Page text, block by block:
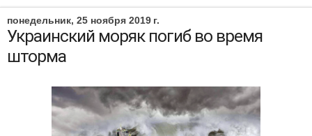
понедельник, 25 ноября 2019 г.
Украинский моряк погиб во время
шторма